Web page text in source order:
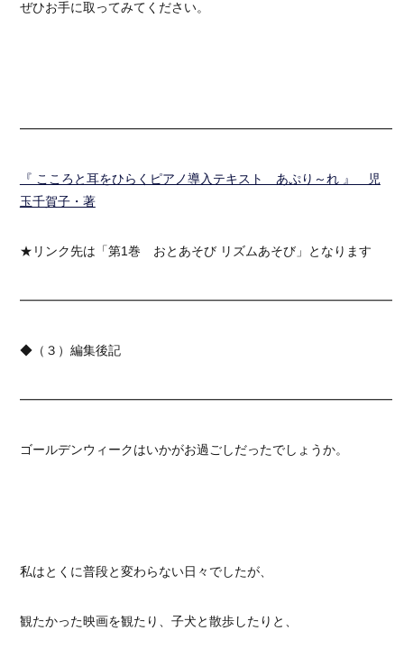
ぜひお手に取ってみてください。
『 こころと耳をひらくピアノ導入テキスト あぷり～れ 』 児
玉千賀子・著
★リンク先は「第1巻 おとあそび リズムあそび」となります
◆（３）編集後記
ゴールデンウィークはいかがお過ごしだったでしょうか。
私はとくに普段と変わらない日々でしたが、
観たかった映画を観たり、子犬と散歩したりと、